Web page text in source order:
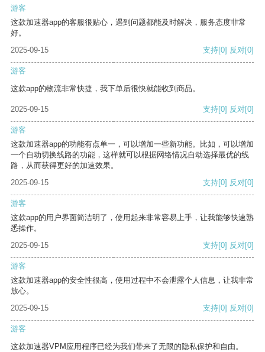
游客
这款加速器app的客服很贴心，遇到问题都能及时解决，服务态度非常
好。
2025-09-15
支持[0] 反对[0]
游客
这款app的物流非常快捷，我下单后很快就能收到商品。
2025-09-15 支持[0] 反对[0]
游客
这款加速器app的功能有点单一，可以增加一些新功能。比如，可以增加
一个自动切换线路的功能，这样就可以根据网络情况自动选择最优的线
路，从而获得更好的加速效果。
2025-09-15
支持[0] 反对[0]
游客
这款app的用户界面简洁明了，使用起来非常容易上手，让我能够快速熟
悉操作。
2025-09-15
支持[0] 反对[0]
游客
这款加速器app的安全性很高，使用过程中不会泄露个人信息，让我非常
放心。
2025-09-15
支持[0] 反对[0]
游客
这款加速器VPM应用程序已经为我们带来了无限的隐私保护和自由。